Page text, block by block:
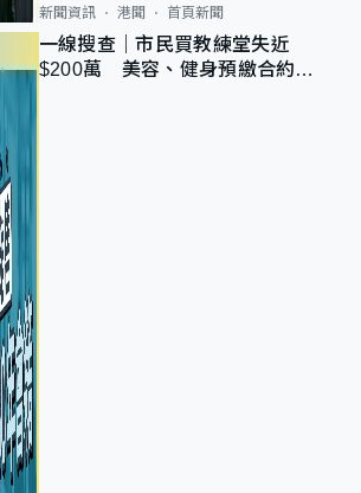
新聞資訊 港聞 首頁新聞
一線搜查｜市民買教練堂失近
$200萬 美容、健身預繳合約擬